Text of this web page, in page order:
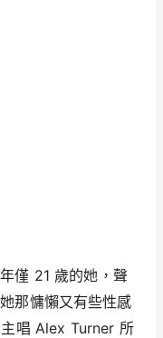
僅 21 歲的她，聲
那慵懶又有些性感
唱 Alex Turner 所